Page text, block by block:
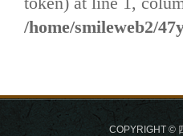
COPYRIGHT ©